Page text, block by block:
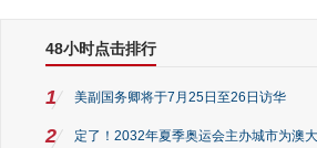
48小时点击排行
1 美副国务卿将于7月25日至26日访华
2 定了！2032年夏季奥运会主办城市为澳